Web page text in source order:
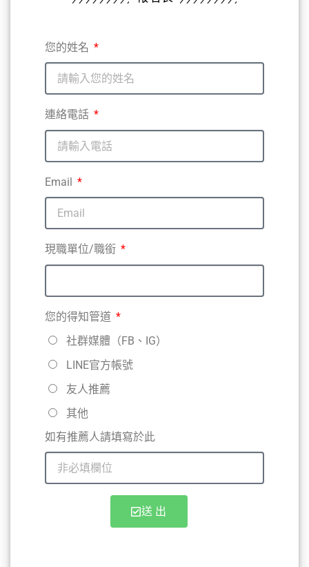
您的姓名
連絡電話
Email
現職單位/職銜
您的得知管道
社群媒體（FB、IG）
LINE官方帳號
友人推薦
其他
如有推薦人請填寫於此
送 出